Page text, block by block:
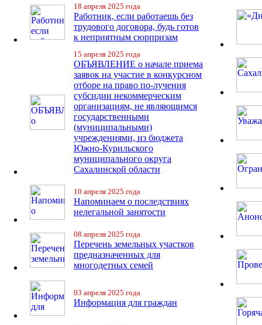
18 апреля 2025 года
Работник, если работаешь без
трудового договора, будь готов
к неприятным сюрпризам
15 апреля 2025 года
ОБЪЯВЛЕНИЕ о начале приема
заявок на участие в конкурсном
отборе на право по-лучения
субсидии некоммерческим
организациям, не являющимся
государственными
(муниципальными)
учреждениями, из бюджета
Южно-Курильского
муниципального округа
Сахалинской области
10 апреля 2025 года
Напоминаем о последствиях
нелегальной занятости
08 апреля 2025 года
Перечень земельных участков
предназначенных для
многодетных семей
03 апреля 2025 года
Информация для граждан